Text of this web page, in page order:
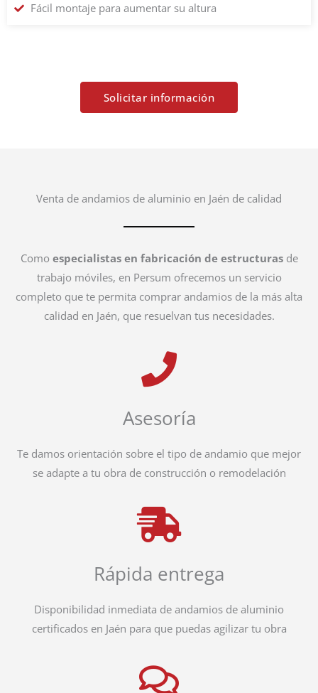
Fácil montaje para aumentar su altura
Solicitar información
Venta de andamios de aluminio en Jaén de calidad
Como especialistas en fabricación de estructurasde
trabajo móviles, en Persum ofrecemos un servicio
completo que te permita comprar andamios de la más alta
calidad en Jaén, que resuelvan tus necesidades.
Asesoría
Te damos orientación sobre el tipo de andamio que mejor
se adapte a tu obra de construcción o remodelación
Rápida entrega
Disponibilidad inmediata de andamios de aluminio
certificados en Jaén para que puedas agilizar tu obra